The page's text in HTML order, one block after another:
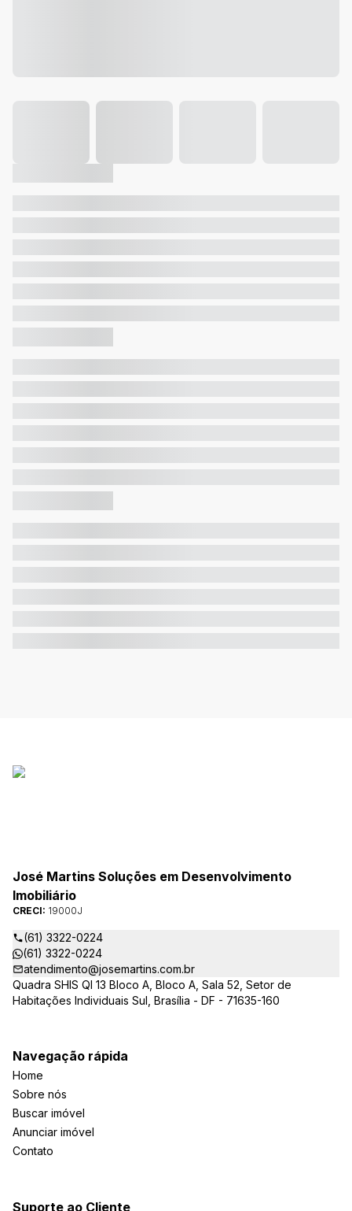
José Martins Soluções em Desenvolvimento
Imobiliário
CRECI: 19000J
(61) 3322-0224
(61) 3322-0224
atendimento@josemartins.com.br
Quadra SHIS QI 13 Bloco A, Bloco A, Sala 52, Setor de
Habitações Individuais Sul, Brasília - DF - 71635-160
Navegação rápida
Home
Sobre nós
Buscar imóvel
Anunciar imóvel
Contato
Suporte ao Cliente